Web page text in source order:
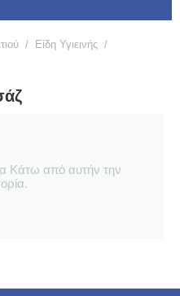
/ Είδη Υγιεινής /
Κάτω από αυτήν την